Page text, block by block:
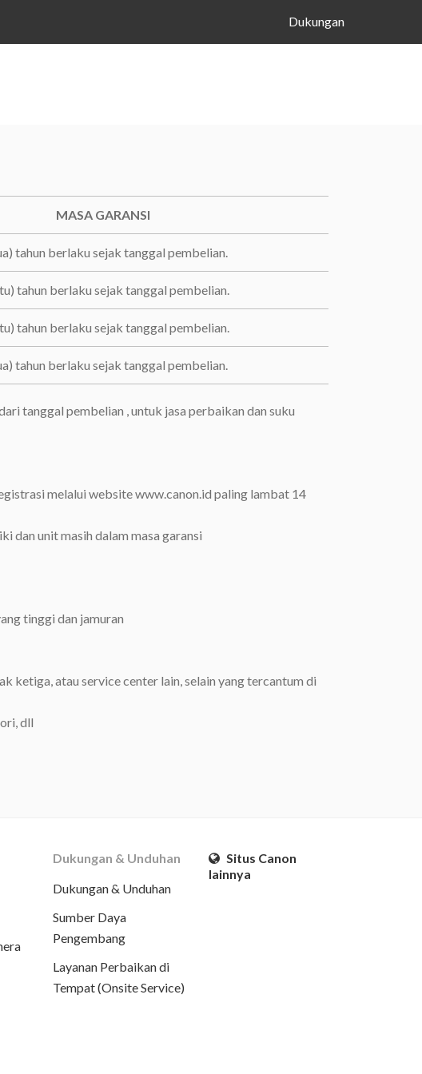
Dukungan
MASA GARANSI
tahun berlaku sejak tanggal pembelian.
tahun berlaku sejak tanggal pembelian.
tahun berlaku sejak tanggal pembelian.
tahun berlaku sejak tanggal pembelian.
tanggal pembelian , untuk jasa perbaikan dan suku
melalui website www.canon.id paling lambat 14
dan unit masih dalam masa garansi
tinggi dan jamuran
ketiga, atau service center lain, selain yang tercantum di
dll
Dukungan & Unduhan
Dukungan & Unduhan
Sumber Daya
Pengembang
Layanan Perbaikan di
Tempat (Onsite Service)
Situs Canon
lainnya